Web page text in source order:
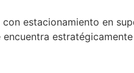
estacionamiento en